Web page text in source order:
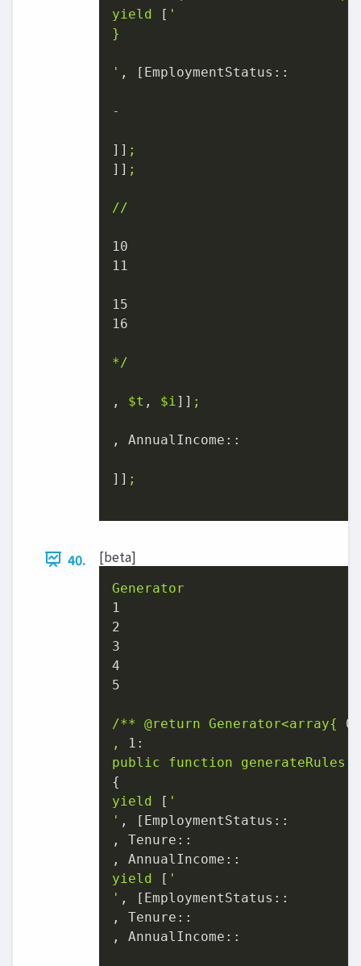
yield [ '
}
' , [ EmploymentStatus::
-
]] ;
]] ;
//
10
11
15
16
*/
, $t , $i ]] ;
, AnnualIncome::
]] ;
40. [beta]
Generator
1
2
3
4
5
/** @return Generator<array{
0:
,
1:
public
function
yield [ '
' , [ EmploymentStatus::
, Tenure::
, AnnualIncome::
yield [ '
' , [ EmploymentStatus::
, Tenure::
, AnnualIncome::